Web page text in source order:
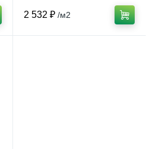
2 532 ₽ /м2